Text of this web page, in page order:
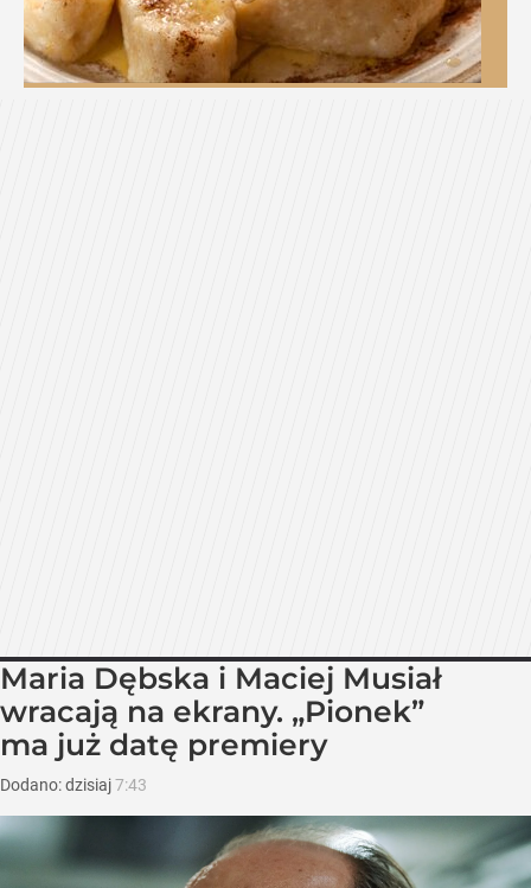
Maria Dębska i Maciej Musiał
wracają na ekrany. „Pionek”
ma już datę premiery
Dodano:dzisiaj7:43